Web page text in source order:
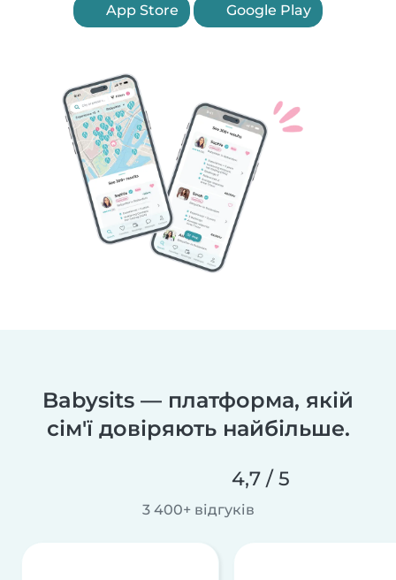
App Store Google Play
Babysits — платформа, якій
сім'ї довіряють найбільше.
4,7 / 5
3 400+ відгуків